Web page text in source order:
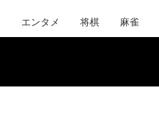
エンタメ 将棋 麻雀